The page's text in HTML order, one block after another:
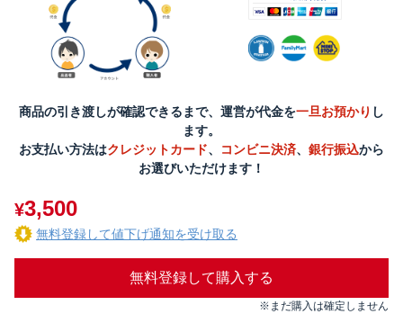
商品の引き渡しが確認できるまで、運営が代金を一旦お預かり し
ます。
お支払い方法はクレジットカード、 コンビニ決済、 銀行振込から
お選びいただけます！
¥3,500
無料登録して値下げ通知を受け取る
無料登録して購入する
※まだ購入は確定しません